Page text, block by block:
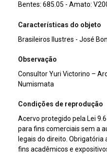
Bentes: 685.05 - Amato:
Características do objeto
Brasileiros Ilustres - José
Observação
Consultor Yuri Victorino –
Numismata
Condições de reprodução
Acervo protegido pela Lei
para fins comerciais sem a
legais do direito.
fins acadêmicos e